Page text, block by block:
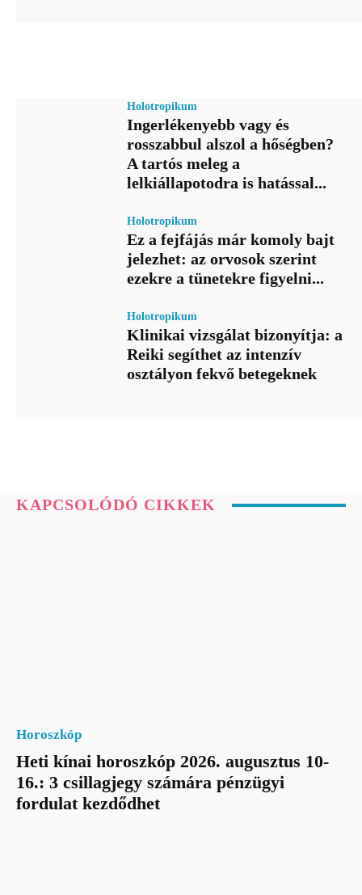
Holotropikum
Ingerlékenyebb vagy és
rosszabbul alszol a hőségben?
A tartós meleg a
lelkiállapotodra is hatással...
Holotropikum
Ez a fejfájás már komoly bajt
jelezhet: az orvosok szerint
ezekre a tünetekre figyelni...
Holotropikum
Klinikai vizsgálat bizonyítja: a
Reiki segíthet az intenzív
osztályon fekvő betegeknek
KAPCSOLÓDÓ CIKKEK
Horoszkóp
Heti kínai horoszkóp 2026. augusztus 10-
16.: 3 csillagjegy számára pénzügyi
fordulat kezdődhet